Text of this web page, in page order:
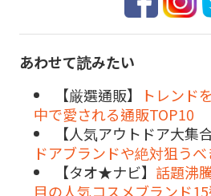
あわせて読みたい
【厳選通販】
トレンド
中で愛される通販TOP10
【人気アウトドア大集合
ドアブランドや絶対狙う
【タオ★ナビ】 話題沸
目の人気コスメブランド